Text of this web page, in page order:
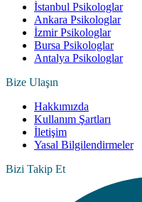
İstanbul Psikologlar
Ankara Psikologlar
İzmir Psikologlar
Bursa Psikologlar
Antalya Psikologlar
Bize Ulaşın
Hakkımızda
Kullanım Şartları
İletişim
Yasal Bilgilendirmeler
Bizi Takip Et